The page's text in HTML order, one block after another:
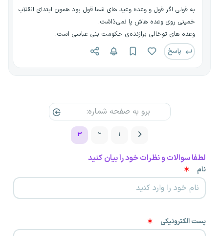
به قولی اگر قول و وعده وعید های شما قول بود همون ابتدای انقلاب
خمینی روی وعده هاش پا نمی‌ذاشت.
وعده های توخالی برازنده‌ی حکومت بنی عباسی است.
پاسخ
۱ ۲ ۳
لطفا سوالات و نظرات خود را بیان کنید
نام
پست الکترونیکی